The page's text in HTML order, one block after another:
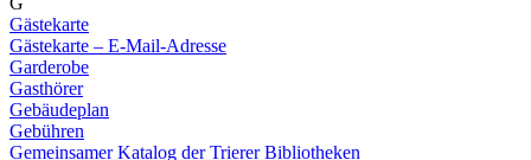
Gästekarte
Gästekarte – E-Mail-Adresse
Garderobe
Gasthörer
Gebäudeplan
Gebühren
Gemeinsamer Katalog der Trierer Bibliotheken